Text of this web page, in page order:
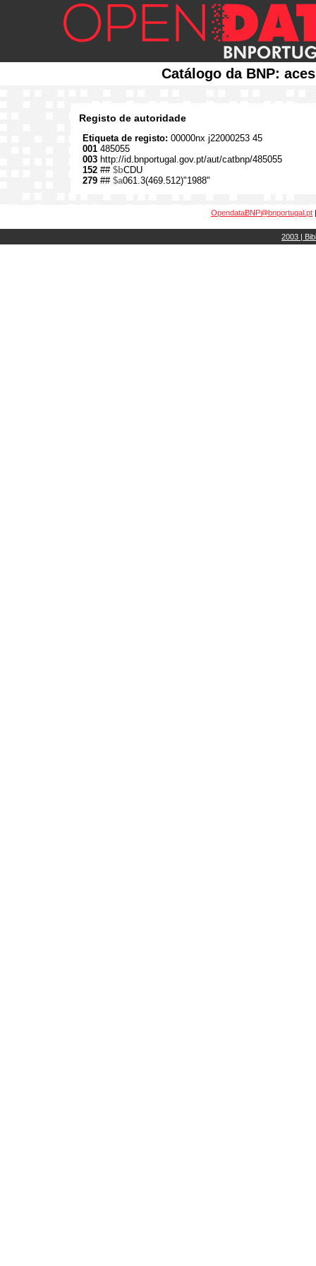
Catálogo da BNP:
Registo de autoridade
Etiqueta de registo: 00000nx j22000253 45
001 485055
003 http://id.bnportugal.gov.pt/aut/catbnp/485055
152 ## $bCDU
279 ## $a061.3(469.512)"1988"
OpendataBNP@bnportugal.pt
2003 |